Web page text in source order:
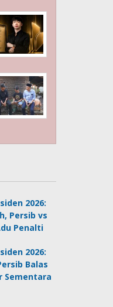
2026:
Persib vs
Penalti
2026:
Balas
Sementara